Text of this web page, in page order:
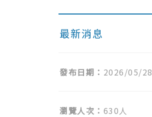
最新消息
發布日期： 2026/05/28
瀏覽人次： 630人